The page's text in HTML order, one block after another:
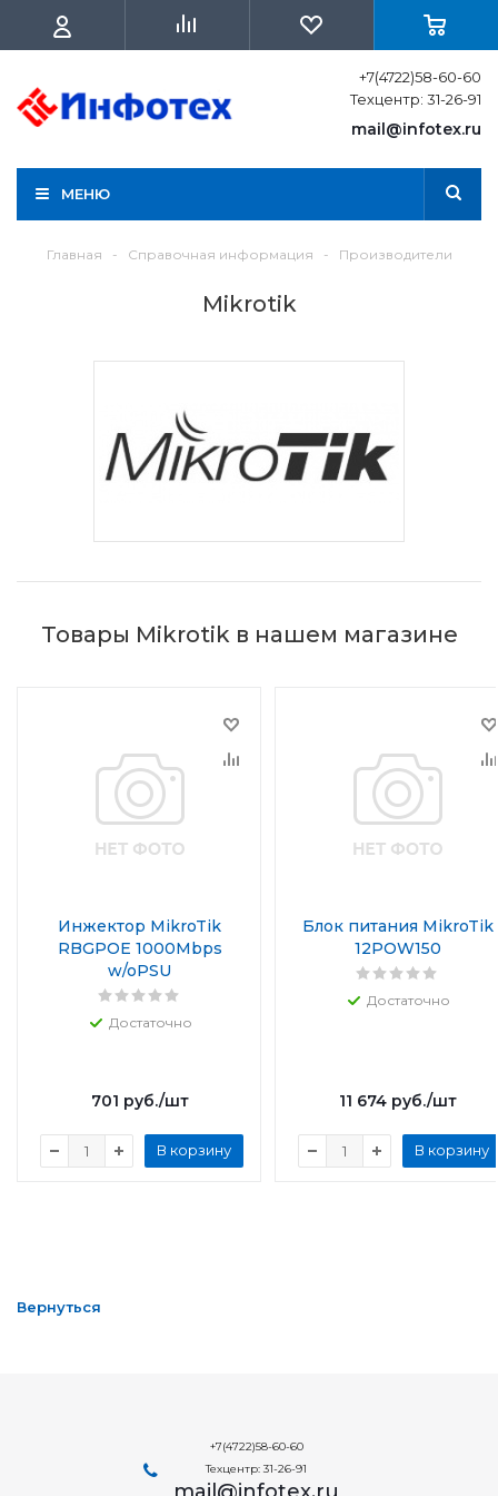
+7(4722)58-60-60
Техцентр: 31-26-91
mail@infotex.ru
МЕНЮ
Главная - Справочная информация - Производители
Mikrotik
Товары Mikrotik в нашем магазине
Инжектор MikroTik
RBGPOE 1000Mbps
w/oPSU
Достаточно
701 руб./шт
В корзину
Блок питания MikroTik
12POW150
Достаточно
11 674руб./шт
В корзину
Вернуться
+7(4722)58-60-60
Техцентр: 31-26-91